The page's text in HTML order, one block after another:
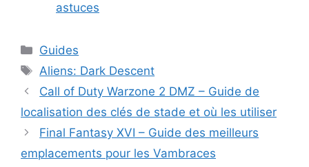
astuces
Catégories
Guides
Étiquettes
Aliens: Dark Descent
Call of Duty Warzone 2 DMZ – Guide de
localisation des clés de stade et où les utiliser
Final Fantasy XVI – Guide des meilleurs
emplacements pour les Vambraces